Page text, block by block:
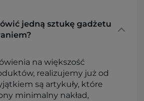
jedną sztukę gadżetu
na większość
realizujemy już od
są artykuły, które
minimalny nakład,